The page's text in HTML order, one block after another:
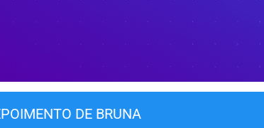
DE BRUNA